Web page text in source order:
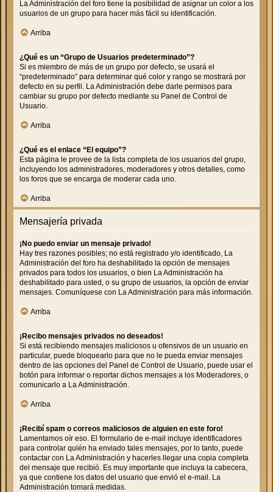
La Administración del foro tiene la posibilidad de asignar un color a los
usuarios de un grupo para hacer más fácil su identificación.
Arriba
¿Qué es un “Grupo de Usuarios predeterminado”?
Si es miembro de más de un grupo por defecto, se usará el
“predeterminado” para determinar qué color y rango se mostrará por
defecto en su perfil. La Administración debe darle permisos para
cambiar su grupo por defecto mediante su Panel de Control de
Usuario.
Arriba
¿Qué es el enlace “El equipo”?
Esta página le provee de la lista completa de los usuarios del grupo,
incluyendo los administradores, moderadores y otros detalles, como
los foros que se encarga de moderar cada uno.
Arriba
Mensajería privada
¡No puedo enviar un mensaje privado!
Hay tres razones posibles; no está registrado y/o identificado, La
Administración del foro ha deshabilitado la opción de mensajes
privados para todos los usuarios, o bien La Administración ha
deshabilitado para usted, o su grupo de usuarios, la opción de enviar
mensajes. Comuníquese con La Administración para más información.
Arriba
¡Recibo mensajes privados no deseados!
Si está recibiendo mensajes maliciosos u ofensivos de un usuario en
particular, puede bloquearlo para que no le pueda enviar mensajes
dentro de las opciones del Panel de Control de Usuario, puede usar el
botón para informar o reportar dichos mensajes a los Moderadores, o
comunicarlo a La Administración.
Arriba
¡Recibí spam o correos maliciosos de alguien en este foro!
Lamentamos oír eso. El formulario de e-mail incluye identificadores
para controlar quién ha enviado tales mensajes, por lo tanto, puede
contactar con La Administración y hacerles llegar una copia completa
del mensaje que recibió. Es muy importante que incluya la cabecera,
ya que contiene los datos del usuario que envió el e-mail. La
Administración tomará medidas.